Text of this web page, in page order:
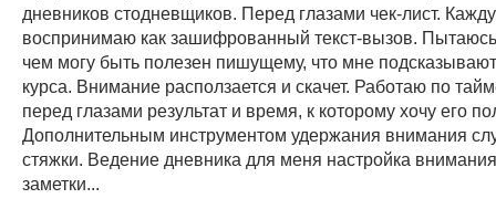
дневников стодневщиков. Перед глазами чек-лист.
воспринимаю как зашифрованный текст-вызов. Пытаюсь
чем могу быть полезен пишущему, что мне
курса. Внимание расползается и скачет. Работаю по
перед глазами результат и время, к которому хочу его
Дополнительным инструментом удержания внимания
стяжки. Ведение дневника для меня настройка
заметки...